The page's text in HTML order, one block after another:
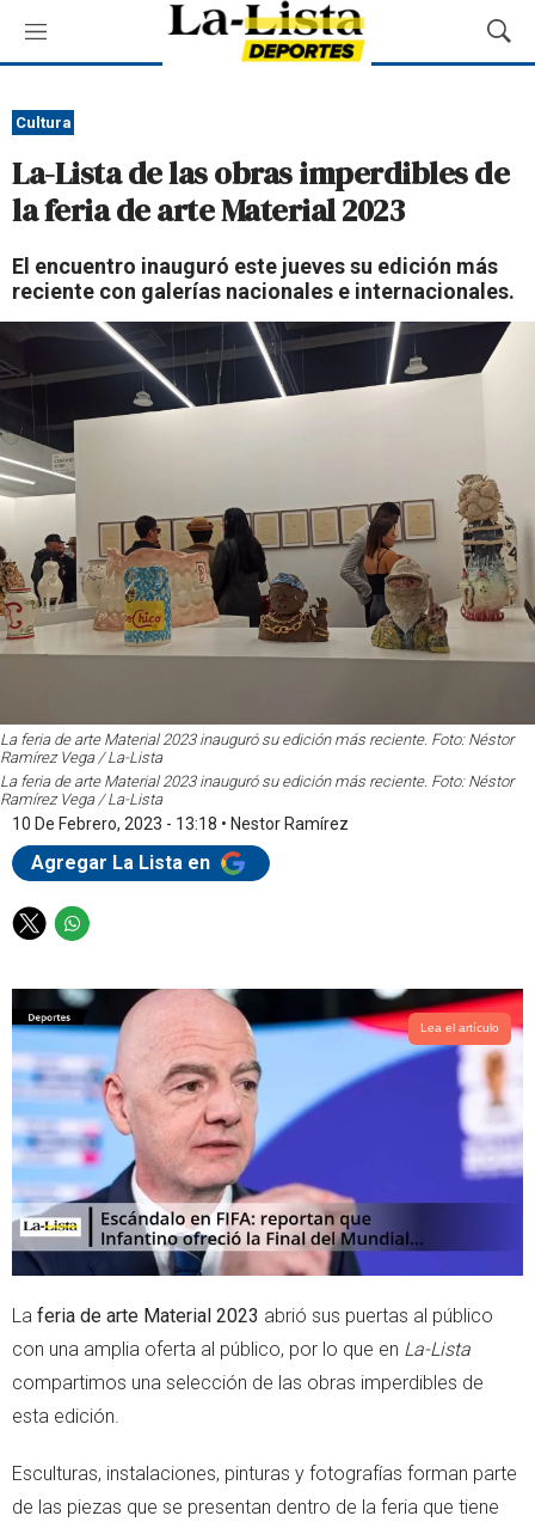
M
e
ú
M
o
a
r
s
q
u
e
Cultura
La-Lista de las obras imperdibles de
la feria de arte Material 2023
El encuentro inauguró este jueves su edición más
reciente con galerías nacionales e internacionales.
La feria de arte Material 2023 inauguró su edición más reciente. Foto: Néstor
Ramírez Vega / La-Lista
La feria de arte Material 2023 inauguró su edición más reciente. Foto: Néstor
Ramírez Vega / La-Lista
10 De Febrero, 2023 - 13:18 • Nestor Ramírez
Agregar La Lista en
T
i
t
t
e
r
W
a
t
s
a
p
p
Lea el artículo
La feria de arte Material 2023 abrió sus puertas al público
con una amplia oferta al público, por lo que en La-Lista
compartimos una selección de las obras imperdibles de
esta edición.
Esculturas, instalaciones, pinturas y fotografías forman parte
de las piezas que se presentan dentro de la feria que tiene